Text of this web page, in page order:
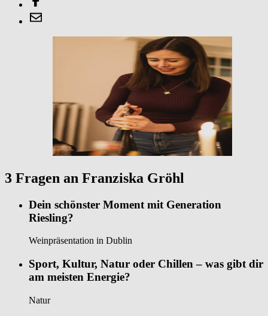
3 Fragen an Franziska Gröhl
Dein schönster Moment mit Generation
Riesling?
Weinpräsentation in Dublin
Sport, Kultur, Natur oder Chillen – was gibt dir
am meisten Energie?
Natur